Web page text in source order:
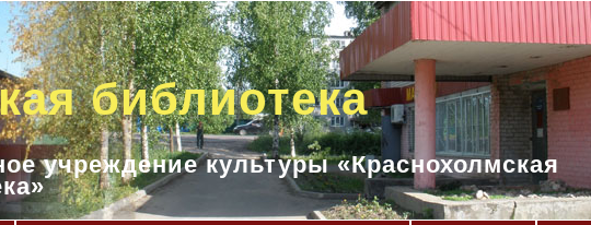
библиотека
учреждение культуры «Краснохолмская